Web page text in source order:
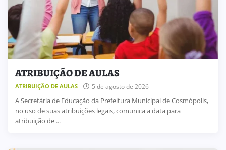
ATRIBUIÇÃO DE AULAS
ATRIBUIÇÃO DE AULAS 5 de agosto de 2026
A Secretária de Educação da Prefeitura Municipal de Cosmópolis,
no uso de suas atribuições legais, comunica a data para
atribuição de ...